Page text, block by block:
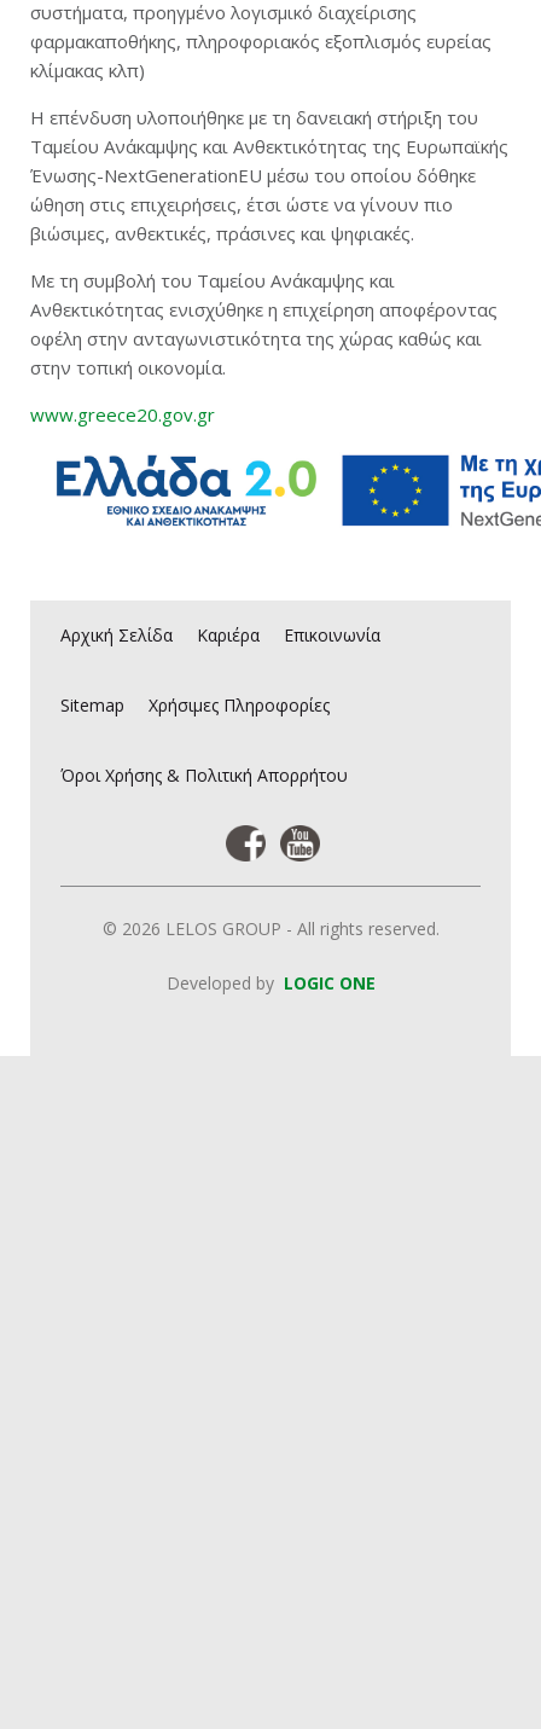
Είσοδος Πελατών
Εγγραφή
συστήματα, προηγμένο λογισμικό διαχείρισης
φαρμακαποθήκης, πληροφοριακός εξοπλισμός ευρείας
κλίμακας κλπ)
Η επένδυση υλοποιήθηκε με τη δανειακή στήριξη του
Ταμείου Ανάκαμψης και Ανθεκτικότητας της Ευρωπαϊκής
Ένωσης-NextGenerationEU μέσω του οποίου δόθηκε
ώθηση στις επιχειρήσεις, έτσι ώστε να γίνουν πιο
βιώσιμες, ανθεκτικές, πράσινες και ψηφιακές.
Με τη συµβολή του Ταμείου Ανάκαμψης και
Ανθεκτικότητας ενισχύθηκε η επιχείρηση αποφέροντας
οφέλη στην ανταγωνιστικότητα της χώρας καθώς και
στην τοπική οικονοµία.
www.greece20.gov.gr
Αρχική Σελίδα Καριέρα Επικοινωνία
Sitemap Χρήσιμες Πληροφορίες
Όροι Χρήσης & Πολιτική Απορρήτου
© 2026 LELOS GROUP - All rights reserved.
Developed by LOGIC ONE